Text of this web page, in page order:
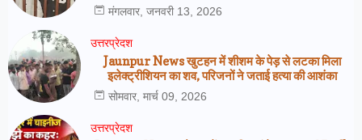
मंगलवार, जनवरी 13, 2026
उत्तरप्रेदश
Jaunpur News खुटहन में शीशम के पेड़ से लटका मिला
इलेक्ट्रीशियन का शव, परिजनों ने जताई हत्या की आशंका
सोमवार, मार्च 09, 2026
उत्तरप्रेदश